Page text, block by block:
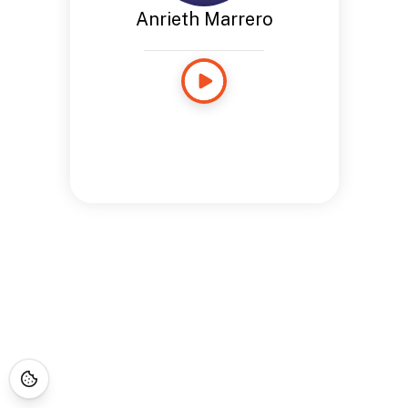
Anrieth Marrero